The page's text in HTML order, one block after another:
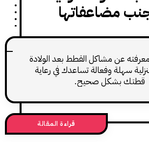
القطط بعد الولادة
تساعدك في رعاية
صحيح.
قراءة المقالة